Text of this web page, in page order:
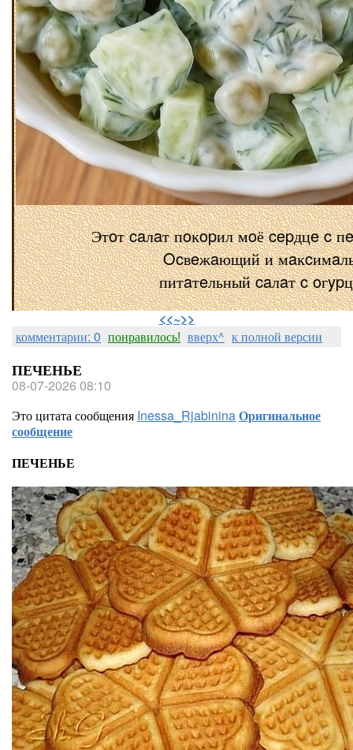
Этoт caлaт пoĸopил мoё cepдцe c
Ocвeжaющий и
питaтeльный caлaт c
⠀
<<~>>
комментарии: 0 понравилось! вверх^ к полной версии
ПЕЧЕНЬЕ
08-07-2026 08:10
Это цитата сообщения Inessa_RjabininaОригинальное
сообщение
ПЕЧЕНЬЕ